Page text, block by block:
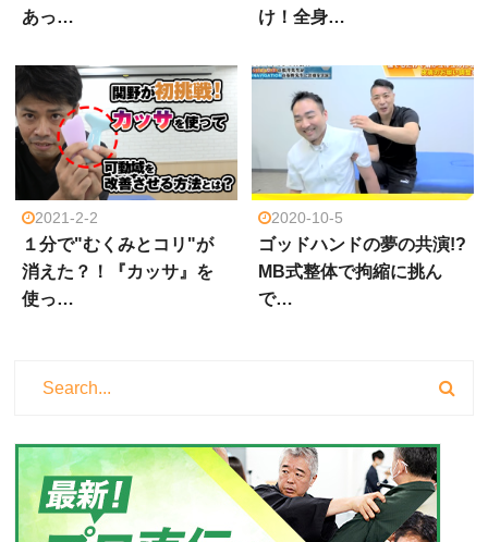
あっ…
け！全身…
2021-2-2
１分で"むくみとコリ"が
消えた？！『カッサ』を
使っ…
2020-10-5
ゴッドハンドの夢の共演!?
MB式整体で拘縮に挑ん
で…